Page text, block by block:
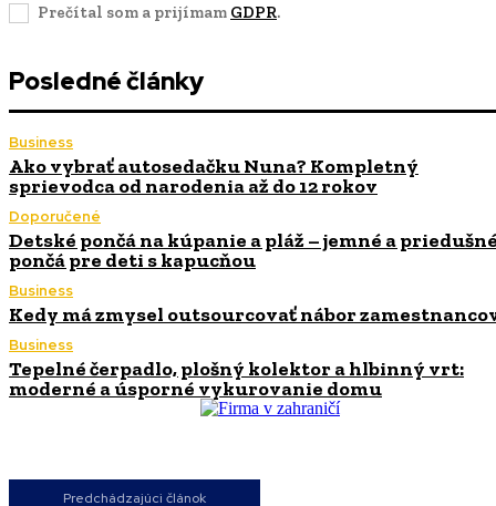
Prečítal som a prijímam GDPR.
Posledné články
Business
Ako vybrať autosedačku Nuna? Kompletný
sprievodca od narodenia až do 12 rokov
Doporučené
Detské pončá na kúpanie a pláž – jemné a
pončá pre deti s kapucňou
Business
Kedy má zmysel outsourcovať nábor
Business
Tepelné čerpadlo, plošný kolektor a hlbinný vrt:
moderné a úsporné vykurovanie domu
Predchádzajúci článok